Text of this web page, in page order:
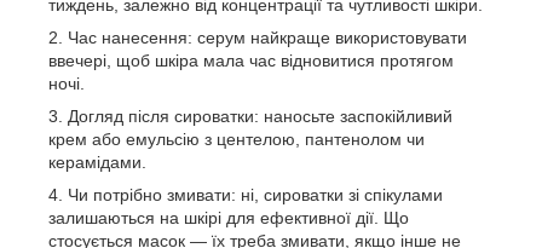
тиждень, залежно від концентрації та чутливості шкіри.
Час нанесення: серум найкраще використовувати
ввечері, щоб шкіра мала час відновитися протягом
ночі.
Догляд після сироватки: наносьте заспокійливий
крем або емульсію з центелою, пантенолом чи
керамідами.
Чи потрібно змивати: ні, сироватки зі спікулами
залишаються на шкірі для ефективної дії. Що
стосується масок — їх треба змивати, якщо інше не